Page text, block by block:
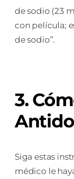
de sodio (23
con película;
de sodio”.
3.
Siga estas
médico le